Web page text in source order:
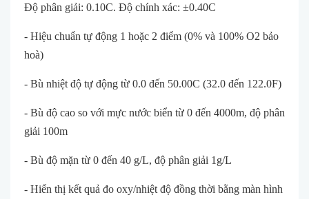
Độ phân giải: 0.10C. Độ chính xác: ±0.40C
- Hiệu chuẩn tự động 1 hoặc 2 điểm (0% và 100% O2 bảo
hoà)
- Bù nhiệt độ tự động từ 0.0 đến 50.00C (32.0 đến 122.0F)
- Bù độ cao so với mực nước biển từ 0 đến 4000m, độ phân
giải 100m
- Bù độ mặn từ 0 đến 40 g/L, độ phân giải 1g/L
- Hiển thị kết quả đo oxy/nhiệt độ đồng thời bằng màn hình